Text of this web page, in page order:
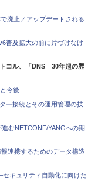
廃止／アップデートされる
普及拡大の前に片づけなけ
コル、「DNS」30年超の歴
今後
ー接続とその運用管理の技
むNETCONF/YANGへの期
連携するためのデータ構造
キュリティ自動化に向けた